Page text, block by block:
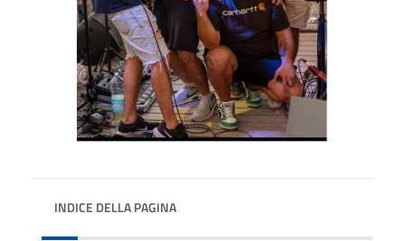
INDICE DELLA PAGINA